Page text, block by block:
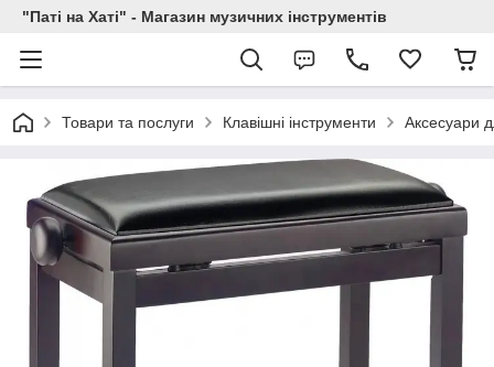
"Паті на Хаті" - Магазин музичних інструментів
Товари та послуги Клавішні інструменти Аксесуари